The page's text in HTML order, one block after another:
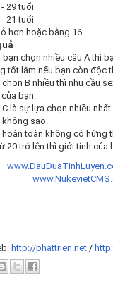
- 29 tuổi
- 21 tuổi
hơn hoặc bằng 16
bạn chọn nhiều câu A thì
tốt lắm nếu bạn còn độc
chọn B nhiều thì nhu cầu
bạn.
C là sự lựa chọn nhiều
không sao.
hoàn toàn không có hứng
20 trở lên thì giới tính
http://phattrien.net /